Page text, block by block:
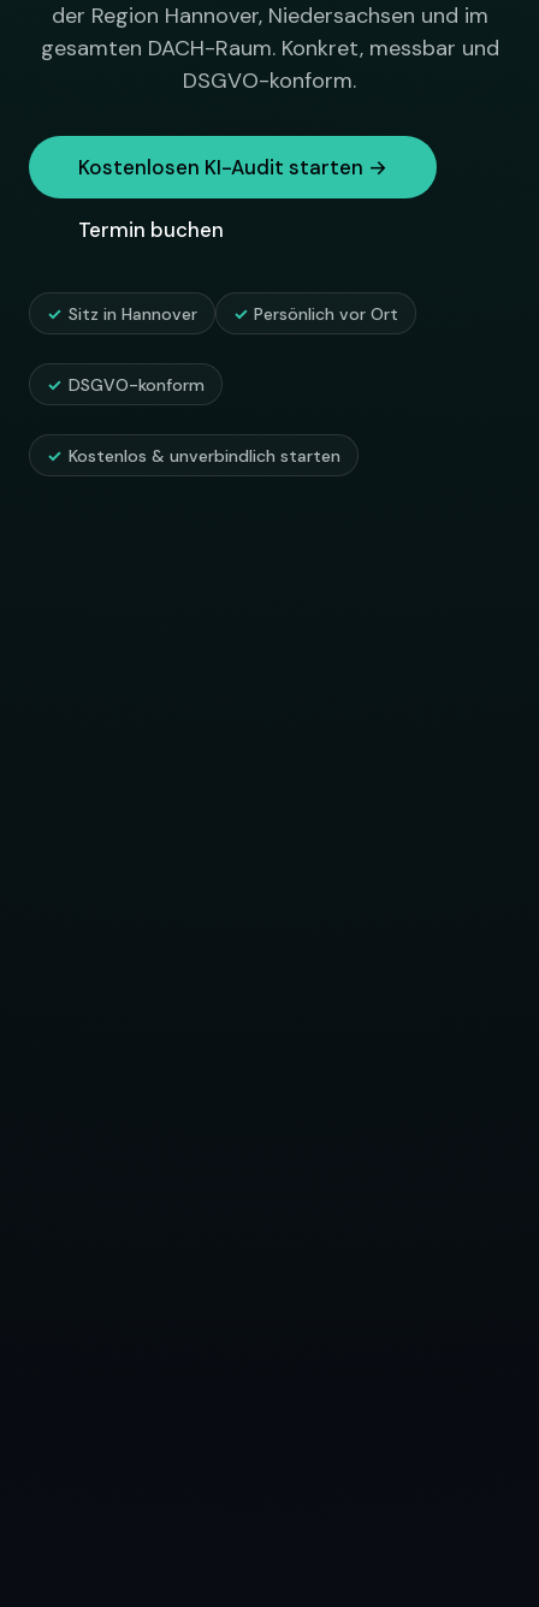
der Region Hannover, Niedersachsen und im
gesamten DACH-Raum. Konkret, messbar und
DSGVO-konform.
Kostenlosen KI-Audit starten →
Termin buchen
Sitz in Hannover Persönlich vor Ort
DSGVO-konform
Kostenlos & unverbindlich starten